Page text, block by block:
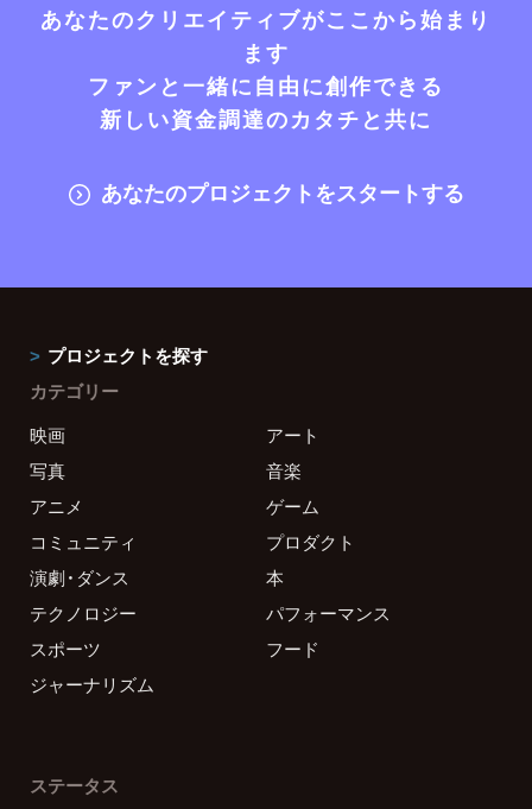
あなたのクリエイティブがここから始まり
ます
ファンと一緒に自由に創作できる
新しい資金調達のカタチと共に
あなたのプロジェクトをスタートする
プロジェクトを探す
カテゴリー
映画
アート
写真
音楽
アニメ
ゲーム
コミュニティ
プロダクト
演劇・ダンス
本
テクノロジー
パフォーマンス
スポーツ
フード
ジャーナリズム
ステータス